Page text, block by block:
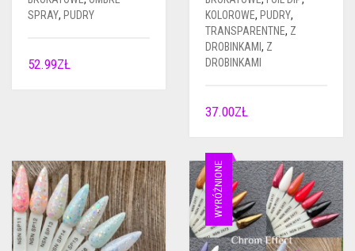
SPRAY, PUDRY
52.99ZŁ
KOLOROWE, PUDRY,
TRANSPARENTNE, Z
DROBINKAMI , Z
DROBINKAMI
37.00ZŁ
WYRÓŻNIONE